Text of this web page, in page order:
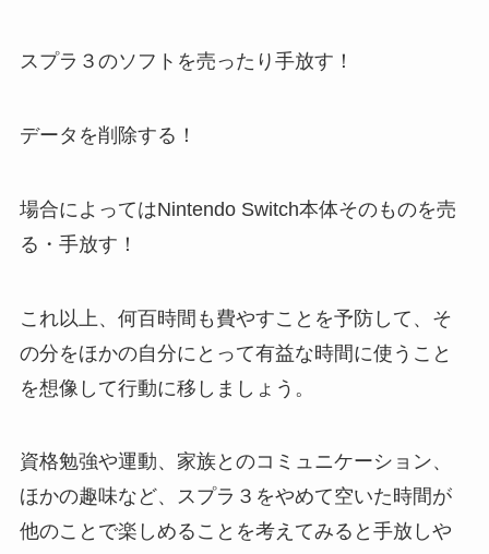
スプラ３のソフトを売ったり手放す！
データを削除する！
場合によってはNintendo Switch本体そのものを売
る・手放す！
これ以上、何百時間も費やすことを予防して、そ
の分をほかの自分にとって有益な時間に使うこと
を想像して行動に移しましょう。
資格勉強や運動、家族とのコミュニケーション、
ほかの趣味など、スプラ３をやめて空いた時間が
他のことで楽しめることを考えてみると手放しや